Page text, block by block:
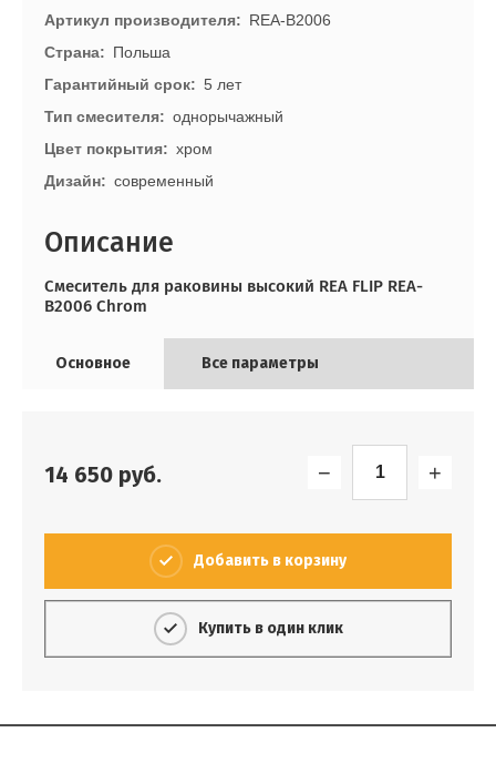
Артикул производителя
REA-B2006
Страна
Польша
Гарантийный срок
5 лет
Тип смесителя
однорычажный
Цвет покрытия
хром
Дизайн
современный
Описание
Смеситель для раковины высокий REA FLIP REA-
B2006 Chrom
Основное Все параметры
14 650 руб. − +
Добавить в корзину
Купить в один клик